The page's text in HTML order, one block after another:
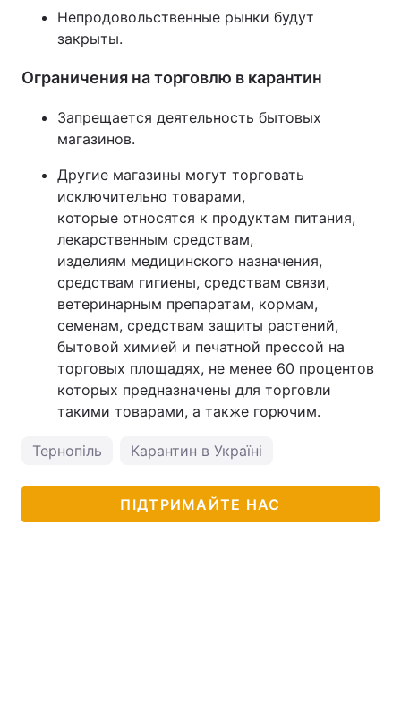
Непродовольственные рынки будут
закрыты.
Ограничения на торговлю в карантин
Запрещается деятельность бытовых
магазинов.
Другие магазины могут торговать
исключительно товарами,
которые относятся к продуктам питания,
лекарственным средствам,
изделиям медицинского назначения,
средствам гигиены, средствам связи,
ветеринарным препаратам, кормам,
семенам, средствам защиты растений,
бытовой химией и печатной прессой на
торговых площадях, не менее 60 процентов
которых предназначены для торговли
такими товарами, а также горючим.
Тернопіль Карантин в Україні
ПІДТРИМАЙТЕ НАС